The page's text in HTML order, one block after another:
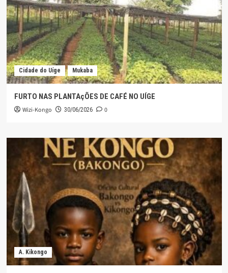
Cidade do Uíge Mukaba
FURTO NAS PLANTAçÕES DE CAFÉ NO UÍGE
Wizi-Kongo 30/06/2026 0
A. Kikongo